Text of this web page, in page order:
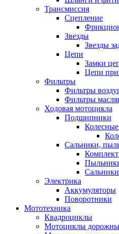
Трансмиссия
Cцепление
Звезды
Звезды
Цепи
Замки
Цепи
Фильтры
Фильтры
Фильтры
Ходовая мотоцикла
Подшипники
Сальники,
Электрика
Аккумуляторы
Поворотники
Мототехника
Квадроциклы
Мотоциклы